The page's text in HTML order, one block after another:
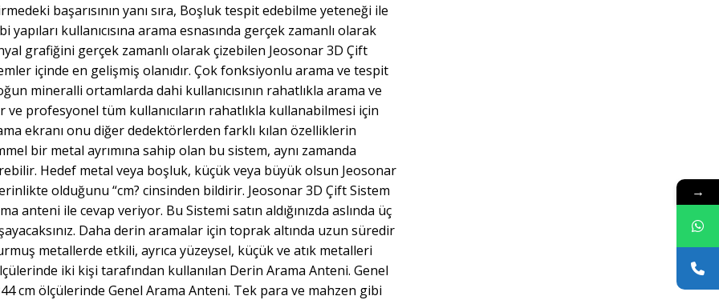
başarısının yanı sıra, Boşluk tespit edebilme yeteneği ile
kullanıcısına arama esnasında gerçek zamanlı olarak
grafiğini gerçek zamanlı olarak çizebilen Jeosonar 3D Çift
içinde en gelişmiş olanıdır. Çok fonksiyonlu arama ve tespit
mineralli ortamlarda dahi kullanıcısının rahatlıkla arama ve
profesyonel tüm kullanıcıların rahatlıkla kullanabilmesi için
ekranı onu diğer dedektörlerden farklı kılan özelliklerin
bir metal ayrımına sahip olan bu sistem, aynı zamanda
Hedef metal veya boşluk, küçük veya büyük olsun Jeosonar
olduğunu “cm? cinsinden bildirir. Jeosonar 3D Çift Sistem
anteni ile cevap veriyor. Bu Sistemi satın aldığınızda aslında üç
Daha derin aramalar için toprak altında uzun süredir
metallerde etkili, ayrıca yüzeysel, küçük ve atık metalleri
iki kişi tarafından kullanılan Derin Arama Anteni. Genel
cm ölçülerinde Genel Arama Anteni. Tek para ve mahzen gibi
→